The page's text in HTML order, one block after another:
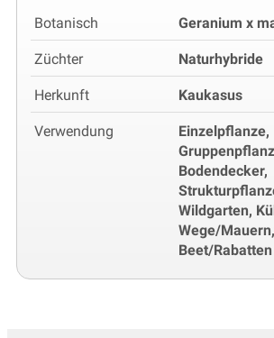
Botanisch Geranium x
Züchter Naturhybride
Herkunft Kaukasus
Verwendung
Einzelpflanze,
Bodendecker,
Wildgarten,
Wege/Mauern,
Beet/Rabatten